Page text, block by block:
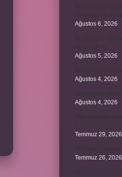
Ağustos 6, 2026
Ağustos 5, 2026
Ağustos 4, 2026
Ağustos 4, 2026
Temmuz 29, 2026
Temmuz 26, 2026